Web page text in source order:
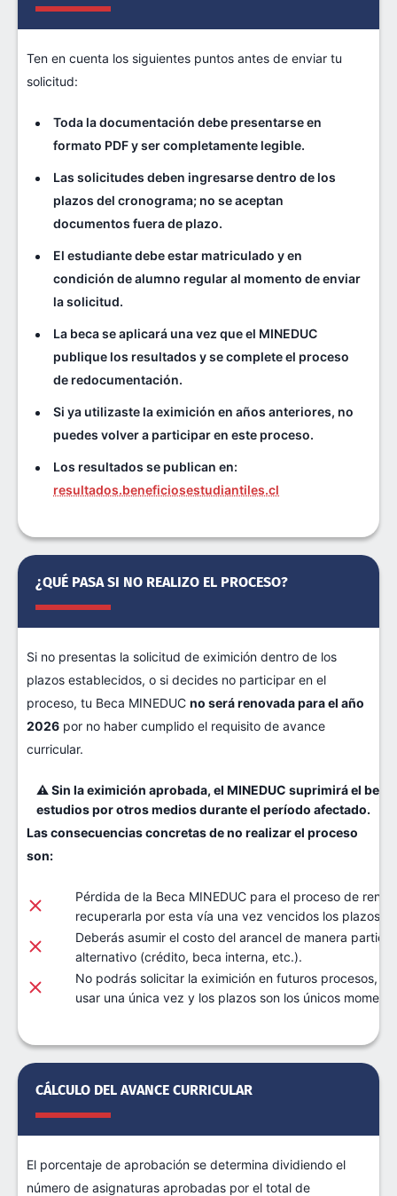
Ten en cuenta los siguientes puntos antes de enviar tu
solicitud:
Toda la documentación debe presentarse en
formato PDF y ser completamente legible.
Las solicitudes deben ingresarse dentro de los
plazos del cronograma; no se aceptan
documentos fuera de plazo.
El estudiante debe estar matriculado y en
condición de alumno regular al momento de enviar
la solicitud.
La beca se aplicará una vez que el MINEDUC
publique los resultados y se complete el proceso
de redocumentación.
Si ya utilizaste la eximición en años anteriores, no
puedes volver a participar en este proceso.
Los resultados se publican en:
resultados.beneficiosestudiantiles.cl
¿QUÉ PASA SI NO REALIZO EL PROCESO?
Si no presentas la solicitud de eximición dentro de los
plazos establecidos, o si decides no participar en el
proceso, tu Beca MINEDUC no será renovada para el año
2026 por no haber cumplido el requisito de avance
curricular.
⚠ Sin la eximición aprobada, el MINEDUC suprimirá el
estudios por otros medios durante el período afectado.
Las consecuencias concretas de no realizar el proceso
son:
Pérdida de la Beca MINEDUC para el proceso de
recuperarla por esta vía una vez vencidos los plazos.
Deberás asumir el costo del arancel de manera
alternativo (crédito, beca interna, etc.).
No podrás solicitar la eximición en futuros procesos,
usar una única vez y los plazos son los únicos
CÁLCULO DEL AVANCE CURRICULAR
El porcentaje de aprobación se determina dividiendo el
número de asignaturas aprobadas por el total de